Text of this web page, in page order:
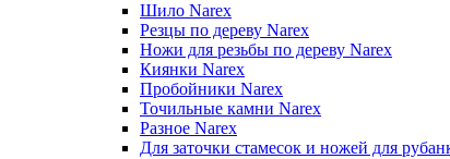
Шило Narex
Резцы по дереву Narex
Ножи для резьбы по дереву Narex
Киянки Narex
Пробойники Narex
Точильные камни Narex
Разное Narex
Для заточки стамесок и ножей для